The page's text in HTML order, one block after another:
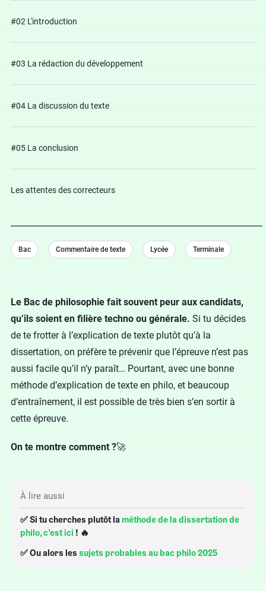
Le Bac de philosophie fait souvent peur aux candidats,
qu’ils soient en filière techno ou générale. Si tu décides
de te frotter à l’explication de texte plutôt qu’à la
dissertation, on préfère te prévenir que l’épreuve n’est pas
aussi facile qu’il n’y paraît… Pourtant, avec une bonne
méthode d’explication de texte en philo, et beaucoup
d’entraînement, il est possible de très bien s’en sortir à
cette épreuve.
On te montre comment ?🚀
À lire aussi
✅ Si tu cherches plutôt laméthode de la dissertation de
philo, c’est ici ! 🔥
✅ Ou alors les sujets probables au bac philo 2025
#02 L'introduction
#03 La rédaction du développement
#04 La discussion du texte
#05 La conclusion
Les attentes des correcteurs
Bac Commentaire de texte Lycée Terminale